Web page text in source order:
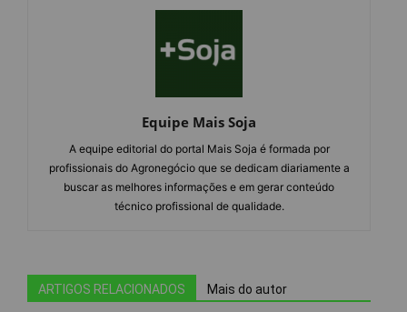
Equipe Mais Soja
A equipe editorial do portal Mais Soja é formada por
profissionais do Agronegócio que se dedicam diariamente a
buscar as melhores informações e em gerar conteúdo
técnico profissional de qualidade.
ARTIGOS RELACIONADOS Mais do autor